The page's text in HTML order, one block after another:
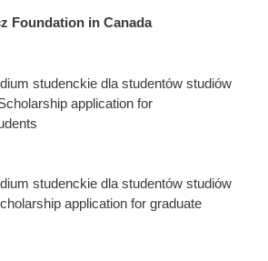
Foundation in Canada
studenckie dla studentów studiów
application for
studenckie dla studentów studiów
application for graduate